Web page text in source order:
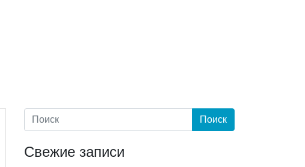
Свежие записи